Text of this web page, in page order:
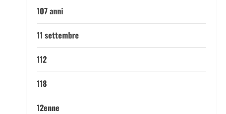
107 anni
11 settembre
112
118
12enne